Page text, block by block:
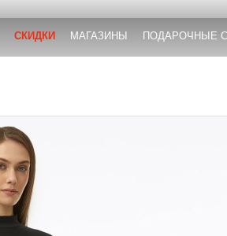
СКИДКИ МАГАЗИНЫ ПОДАРОЧНЫЕ